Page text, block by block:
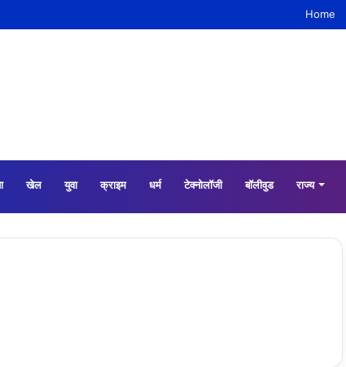
Home
खेल युवा क्राइम धर्म टेक्नोलॉजी बॉलीवुड राज्य